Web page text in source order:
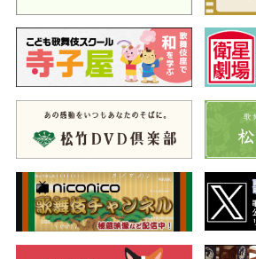
闇となってしまいます。そこで源氏方の諸
の前で闇を払う神事を始めます。やがて景
闇と光の対比が舞台を鮮やかに映し、景清
て射し込む光が、新年に明るい兆しを感じ
形世代の俳優が魅せる舞台にご期待ください
二、義経千本桜 （よしつねせんぼんざ
躍動感あふれる宙乗り狐六法
川連法眼の館へ匿われている源義経のもと
が訪ねてきます。義経は、伏見稲荷で預け
ますが、忠信は覚えがない様子。そこへ静
って来ます。不審に思う義経は、静に同行
命じます。静が初音の鼓を打つと、その音